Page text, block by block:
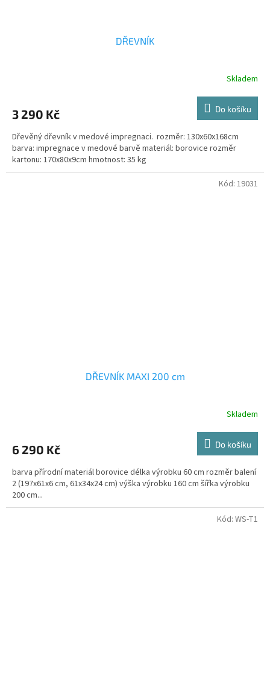
DŘEVNÍK
Skladem
3 290 Kč Do košíku
Dřevěný dřevník v medové impregnaci. rozměr: 130x60x168cm
barva: impregnace v medové barvě materiál: borovice rozměr
kartonu: 170x80x9cm hmotnost: 35 kg
DŘEVNÍK MAXI 200 cm
Skladem
6 290 Kč Do košíku
barva přírodní materiál borovice délka výrobku 60 cm rozměr balení
2 (197x61x6 cm, 61x34x24 cm) výška výrobku 160 cm šířka výrobku
200 cm...
Kód: 19031
Kód: WS-T1